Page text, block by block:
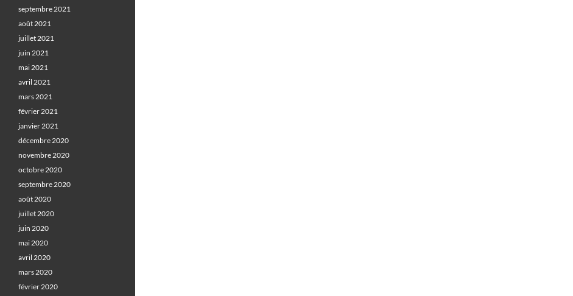
septembre 2021
août 2021
juillet 2021
juin 2021
mai 2021
avril 2021
mars 2021
février 2021
janvier 2021
décembre 2020
novembre 2020
octobre 2020
septembre 2020
août 2020
juillet 2020
juin 2020
mai 2020
avril 2020
mars 2020
février 2020